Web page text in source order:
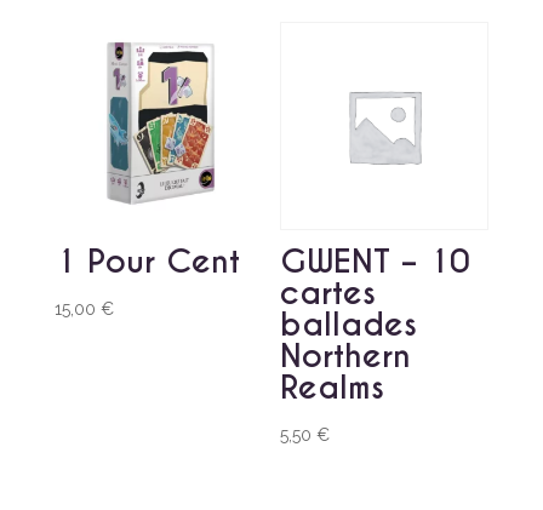
1 Pour Cent
15,00 €
GWENT – 10
cartes
ballades
Northern
Realms
5,50€